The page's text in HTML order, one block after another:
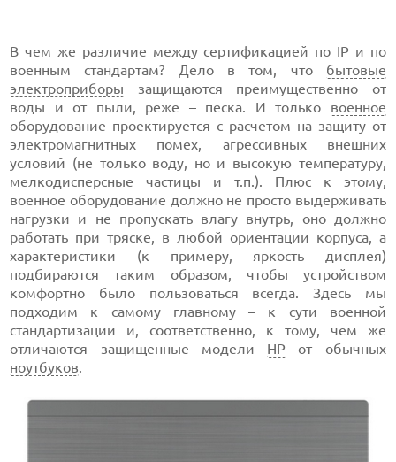
В чем же различие между сертификацией по IP и по
военным стандартам? Дело в том, что бытовые
электроприборы защищаются преимущественно от
воды и от пыли, реже – песка. И только военное
оборудование проектируется с расчетом на защиту от
электромагнитных помех, агрессивных внешних
условий (не только воду, но и высокую температуру,
мелкодисперсные частицы и т.п.). Плюс к этому,
военное оборудование должно не просто выдерживать
нагрузки и не пропускать влагу внутрь, оно должно
работать при тряске, в любой ориентации корпуса, а
характеристики (к примеру, яркость дисплея)
подбираются таким образом, чтобы устройством
комфортно было пользоваться всегда. Здесь мы
подходим к самому главному – к сути военной
стандартизации и, соответственно, к тому, чем же
отличаются защищенные модели HP от обычных
ноутбуков.